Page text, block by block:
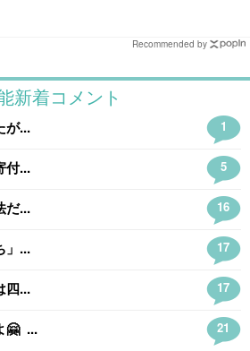
Recommended by